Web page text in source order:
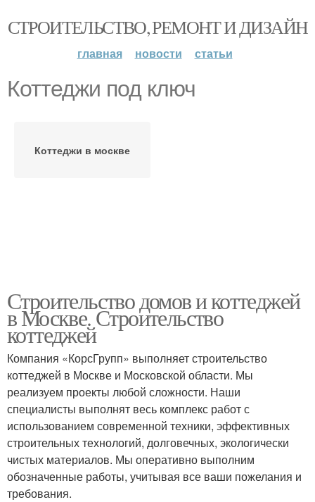
СТРОИТЕЛЬСТВО, РЕМОНТ И ДИЗАЙН
главная новости статьи
Коттеджи под ключ
Коттеджи в москве
Строительство домов и коттеджей
в Москве. Строительство
коттеджей
Компания «КорсГрупп» выполняет строительство
коттеджей в Москве и Московской области. Мы
реализуем проекты любой сложности. Наши
специалисты выполнят весь комплекс работ с
использованием современной техники, эффективных
строительных технологий, долговечных, экологически
чистых материалов. Мы оперативно выполним
обозначенные работы, учитывая все ваши пожелания и
требования.